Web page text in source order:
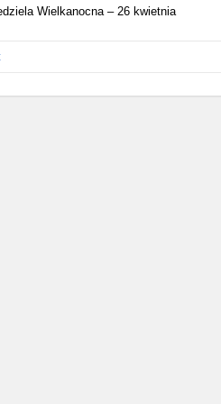
Wielkanocna – 26 kwietnia